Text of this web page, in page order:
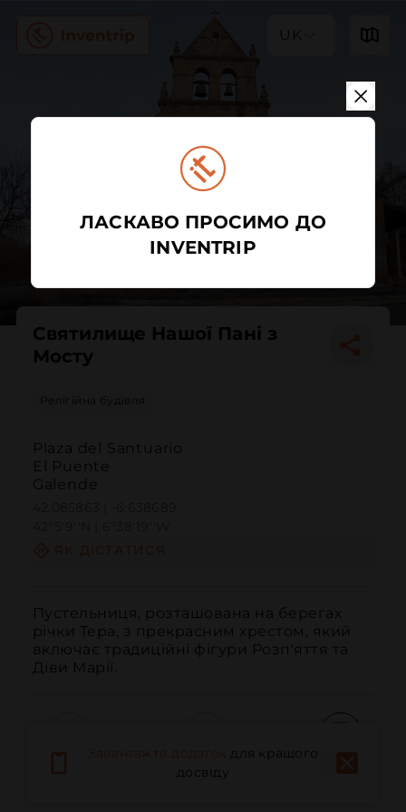
UK
Святилище Нашої Пані з
Мосту
Релігійна будівля
Plaza del Santuario
El Puente
Galende
Пустельниця, розташована на берегах
річки Тера, з прекрасним хрестом, який
включає традиційні фігури Розп'яття та
Діви Марії.
Електронна пошта
для кращого
досвіду
ЛАСКАВО ПРОСИМО ДО
INVENTRIP